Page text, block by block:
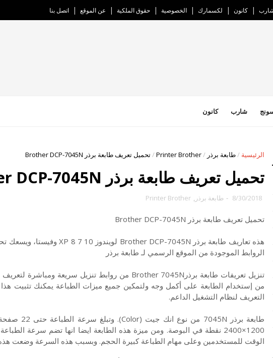
كانون لكسمارك الخصوصية حقوق الملكية عن الموقع اتصل بنا
شارب كانون
الرئيسية /طابعة برذر /
Printer Brother
/تحميل تعريف طابعة برذر Brother DCP-7045N
تحميل تعريف طابعة برذر Brother DCP-7045N
8/30/2018
- طابعة برذر ,
Printer Brother
تحميل تعريف طابعة برذر Brother DCP-7045N
الروابط الموجودة من الموقع الرسمي لـ طابعة برذر
من إستخدام الطابعة على أكمل وجه ولتمكين جميع ميزات الطباعة يمكنك تثبيت
التعريف لنظام التشغيل الداعم.
1200×2400 نقطة في البوصة. ومن ميزة هذه الطابعة ايضا انها تضم سرعة
الوقت للمستخدمين وعلى مهام الطباعة كبيرة الحجم. وبسبب هذه السرعة وضعت